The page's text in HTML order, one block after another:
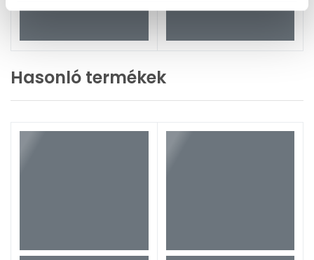
Hasonló termékek